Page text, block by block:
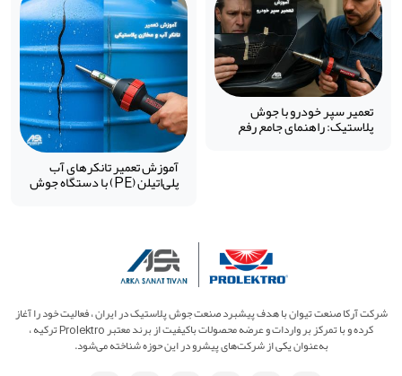
تعمیر سپر خودرو با جوش
پلاستیک: راهنمای جامع رفع
ترک، شکستگی و آسیب‌های
آموزش تعمیر تانکرهای آب
پلی‌اتیلن (PE) با دستگاه جوش
پلاستیک Prolektro – راهنمای
شرکت آرکا صنعت تیوان با هدف پیشبرد صنعت جوش پلاستیک در ایران ، فعالیت خود را آغاز
کرده و با تمرکز بر واردات و عرضه محصولات باکیفیت از برند معتبر Prolektro ترکیه ،
به‌عنوان یکی از شرکت‌های پیشرو در این حوزه شناخته می‌شود.